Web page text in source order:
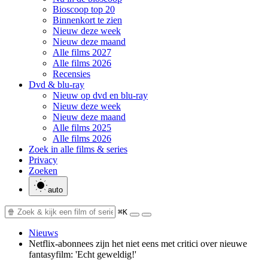
Bioscoop top 20
Binnenkort te zien
Nieuw deze week
Nieuw deze maand
Alle films 2027
Alle films 2026
Recensies
Dvd & blu-ray
Nieuw op dvd en blu-ray
Nieuw deze week
Nieuw deze maand
Alle films 2025
Alle films 2026
Zoek in alle films & series
Privacy
Zoeken
auto
⌘K
Nieuws
Netflix-abonnees zijn het niet eens met critici over nieuwe
fantasyfilm: 'Echt geweldig!'